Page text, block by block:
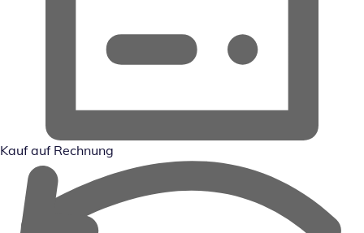
Kauf auf Rechnung